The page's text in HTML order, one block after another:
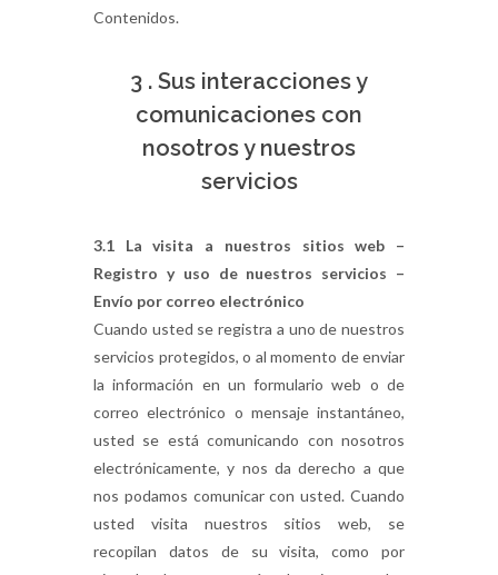
Contenidos.
3 . Sus interacciones y
comunicaciones con
nosotros y nuestros
servicios
3.1 La visita a nuestros sitios web –
Registro y uso de nuestros servicios –
Envío por correo electrónico
Cuando usted se registra a uno de nuestros
servicios protegidos, o al momento de enviar
la información en un formulario web o de
correo electrónico o mensaje instantáneo,
usted se está comunicando con nosotros
electrónicamente, y nos da derecho a que
nos podamos comunicar con usted. Cuando
usted visita nuestros sitios web, se
recopilan datos de su visita, como por